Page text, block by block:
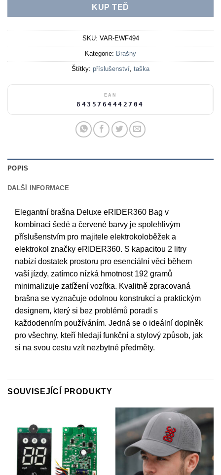
KUP TEĎ
SKU: VAR-EWF494
Kategorie: Brašny
Štítky: příslušenství, taška
EAN
8435764442704
POPIS
DALŠÍ INFORMACE
Elegantní brašna Deluxe eRIDER360 Bag v
kombinaci šedé a červené barvy je spolehlivým
příslušenstvím pro majitele elektrokoloběžek a
elektrokol značky eRIDER360. S kapacitou 2 litry
nabízí dostatek prostoru pro esenciální věci během
vaší jízdy, zatímco nízká hmotnost 192 gramů
minimalizuje zatížení vozítka. Kvalitně zpracovaná
brašna se vyznačuje odolnou konstrukcí a praktickým
designem, který si bez problémů poradí s
každodenním používáním. Jedná se o ideální doplněk
pro všechny, kteří hledají funkční a stylový způsob, jak
si na svou cestu vzít nezbytné předměty.
SOUVISEJÍCÍ PRODUKTY